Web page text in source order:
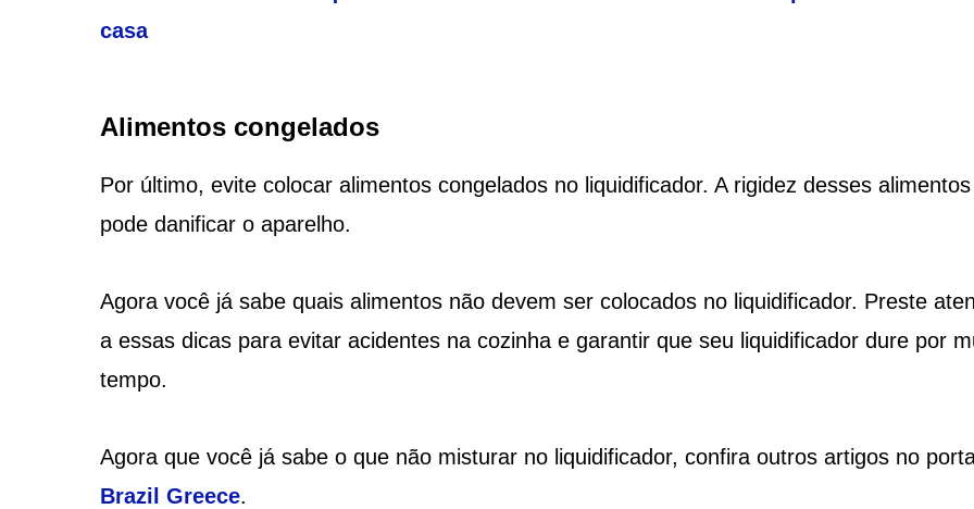
casa
Alimentos congelados
Por último, evite colocar alimentos congelados no liquidificador. A rigidez desses alimentos
pode danificar o aparelho.
Agora você já sabe quais alimentos não devem ser colocados no liquidificador. Preste
a essas dicas para evitar acidentes na cozinha e garantir que seu liquidificador dure por
tempo.
Agora que você já sabe o que não misturar no liquidificador, confira outros artigos no
Brazil Greece.